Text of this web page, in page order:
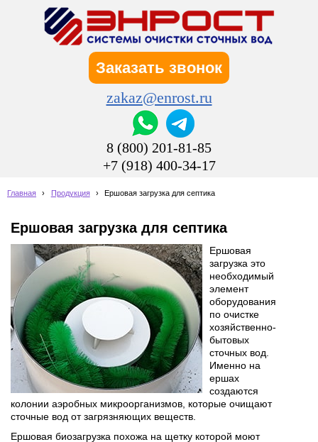
Заказать звонок
zakaz@enrost.ru
8 (800) 201-81-85
+7 (918) 400-34-17
Главная › Продукция › Ершовая загрузка для септика
Ершовая загрузка для септика
Ершовая
загрузка это
необходимый
элемент
оборудования
по очистке
хозяйственно-
бытовых
сточных вод.
Именно на
ершах
создаются
колонии аэробных микроорганизмов, которые очищают
сточные вод от загрязняющих веществ.
Ершовая биозагрузка похожа на щетку которой моют